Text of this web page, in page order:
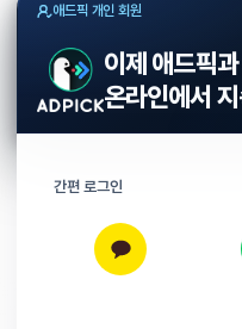
애드픽 개인 회원
이제 애드픽
온라인에서
간편 로그인